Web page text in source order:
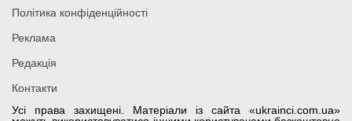
Усі права захищені. Матеріали із сайта «ukrainci.com.ua»
Політика конфіденційності
Реклама
Редакція
Контакти